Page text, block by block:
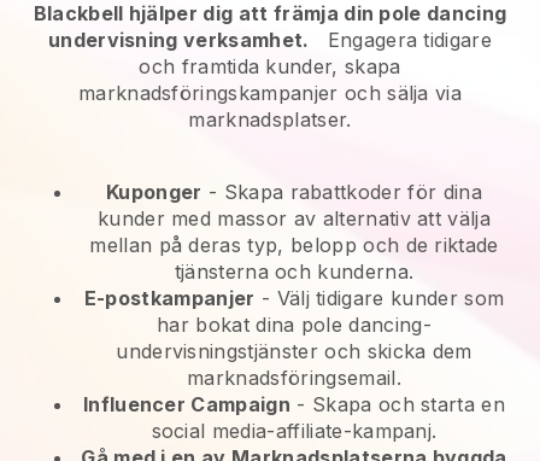
Blackbell hjälper dig att främja din pole dancing
undervisning verksamhet.
Engagera tidigare
och framtida kunder, skapa
marknadsföringskampanjer och sälja via
marknadsplatser.
Kuponger - Skapa rabattkoder för dina
kunder med massor av alternativ att välja
mellan på deras typ, belopp och de riktade
tjänsterna och kunderna.
E-postkampanjer - Välj tidigare kunder som
har bokat dina pole dancing-
undervisningstjänster och skicka dem
marknadsföringsemail.
Influencer Campaign - Skapa och starta en
social media-affiliate-kampanj.